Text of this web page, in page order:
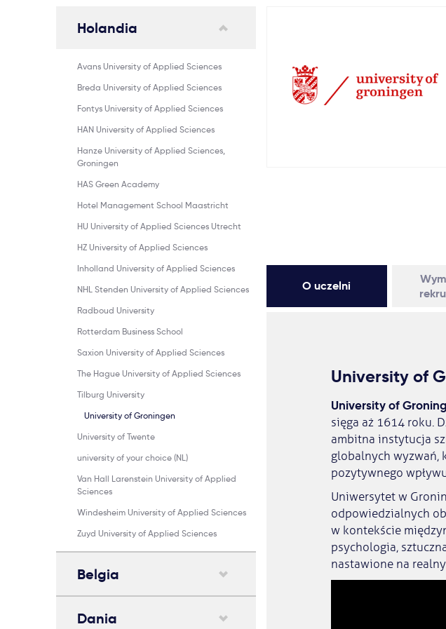
Holandia
Avans University of Applied Sciences
Breda University of Applied Sciences
Fontys University of Applied Sciences
HAN University of Applied Sciences
Hanze University of Applied Sciences,
Groningen
HAS Green Academy
Hotel Management School Maastricht
HU University of Applied Sciences Utrecht
HZ University of Applied Sciences
Inholland University of Applied Sciences
NHL Stenden University of Applied Sciences
Radboud University
Rotterdam Business School
Saxion University of Applied Sciences
The Hague University of Applied Sciences
Tilburg University
University of Groningen
University of Twente
university of your choice (NL)
Van Hall Larenstein University of Applied
Sciences
Windesheim University of Applied Sciences
Zuyd University of Applied Sciences
Belgia
Dania
O uczelni
University of
University of
sięga aż 1614 roku.
ambitna instytucja
globalnych
pozytywnego
Uniwersytet w
odpowiedzialnych
w kontekście
psychologia,
nastawione na